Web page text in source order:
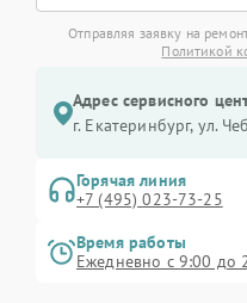
Отправляя заявку на
Политикой
Адрес сервисного
г. Екатеринбург, ул.
Горячая линия
+7 (495) 023-73-25
Время работы
Ежедневно с 9:00 до